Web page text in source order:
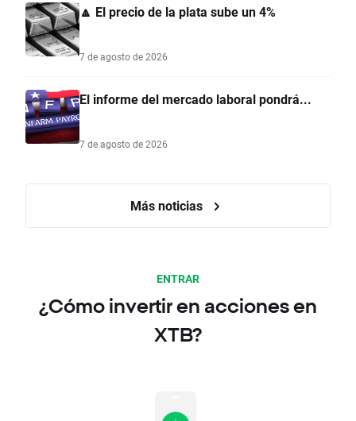
🔼 El precio de la plata sube un 4%
7 de agosto de 2026
El informe del mercado laboral pondrá...
7 de agosto de 2026
Más noticias
ENTRAR
¿Cómo invertir en acciones en
XTB?